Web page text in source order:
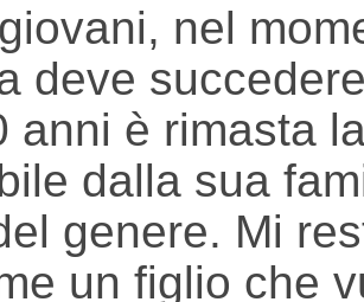
nel
deve
anni è rimasta
dalla sua
genere. Mi
un figlio che